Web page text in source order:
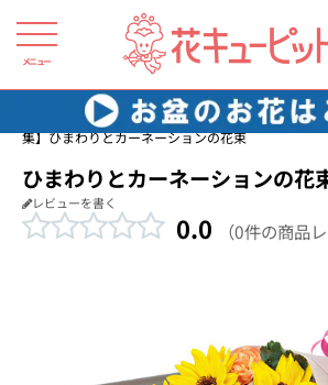
メニュー
花キューピット ひまわり ギフト・プレゼント
集】ひまわりとカーネーションの花束
ひまわりとカーネーションの花
レビューを書く
0.0 （0件の商品